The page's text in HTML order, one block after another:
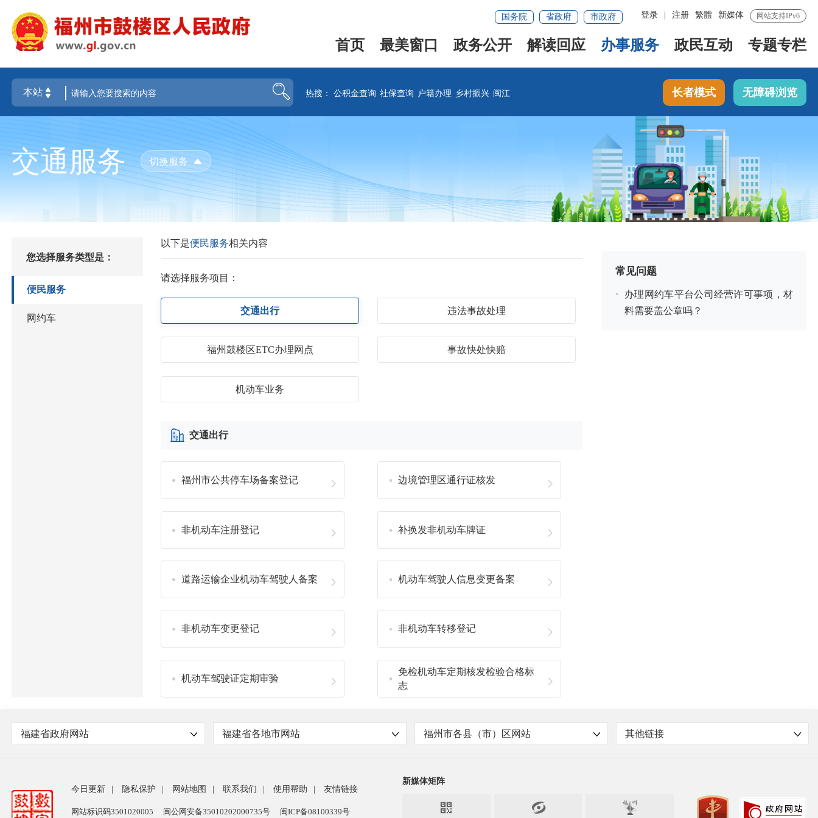
网站支持IPv6
新媒体
繁體
登录 注册
国务院 省政府 市政府
首页 最美窗口 政务公开 解读回应 办事服务 政民互动 专题专栏
热搜：公积金查询 社保查询 户籍办理 乡村振兴 闽江 长者模式 无障碍浏览
交通服务 切换服务
您选择服务类型是：
便民服务
网约车
以下是便民服务相关内容
请选择服务项目：
交通出行 违法事故处理
福州鼓楼区ETC办理网点 事故快处快赔
机动车业务
交通出行
福州市公共停车场备案登记 边境管理区通行证核发
非机动车注册登记 补换发非机动车牌证
道路运输企业机动车驾驶人备案 机动车驾驶人信息变更备案
非机动车变更登记 非机动车转移登记
机动车驾驶证定期审验
免检机动车定期核发检验合格标
志
常见问题
办理网约车平台公司经营许可事项，材
料需要盖公章吗？
福建省政府网站 福建省各地市网站 福州市各县（市）区网站 其他链接
今日更新 隐私保护 网站地图 联系我们 使用帮助 友情链接
网站标识码3501020005 闽公网安备35010202000735号 闽ICP备08100339号
新媒体矩阵
 